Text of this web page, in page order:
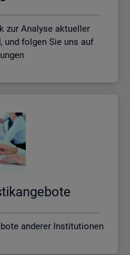
zur Analyse aktueller
und folgen Sie uns auf
anderer Institutionen